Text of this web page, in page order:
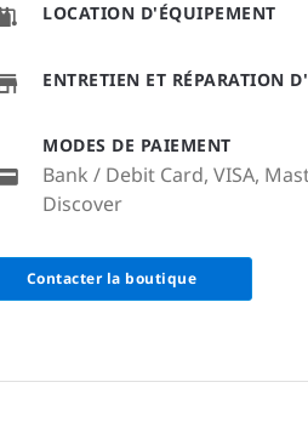
LOCATION D'ÉQUIPEMENT
ENTRETIEN ET RÉPARATION
MODES DE PAIEMENT
Bank / Debit Card, VISA,
Discover
Contacter la boutique